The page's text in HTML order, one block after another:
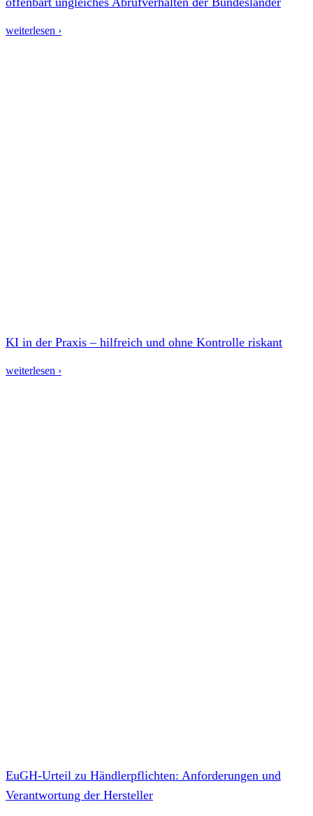
weiterlesen ›
KI in der Praxis – hilfreich und ohne Kontrolle riskant
weiterlesen ›
EuGH-Urteil zu Händlerpflichten: Anforderungen und
Verantwortung der Hersteller